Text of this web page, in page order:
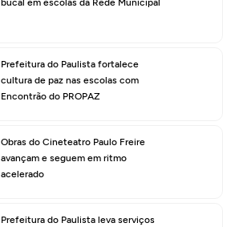
bucal em escolas da Rede Municipal
Prefeitura do Paulista fortalece
cultura de paz nas escolas com
Encontrão do PROPAZ
Obras do Cineteatro Paulo Freire
avançam e seguem em ritmo
acelerado
Prefeitura do Paulista leva serviços